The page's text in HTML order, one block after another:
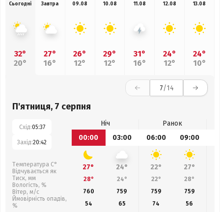
Сьогодні
32°
20°
Завтра
27°
16°
09.08
26°
12°
10.08
29°
12°
11.08
31°
16°
12.08
24°
12°
13.08
24°
10°
7/14
П'ятниця, 7 серпня
Схід:05:37
Захід:20:42
Температура С°
Відчувається як
Тиск, мм
Вологість, %
Вітер, м/с
Ймовірність опадів,
%
Ніч
Ранок
00:00
03:00 06:00 09:00
27° 24° 22° 27°
28° 24° 22° 28°
760
759 759 759
54
65 74
56